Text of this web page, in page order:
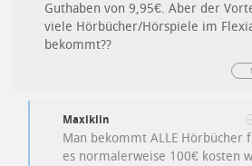
Guthaben von 9,95€. Aber der
viele Hörbücher/Hörspiele im
bekommt??
Maxiklin
Man bekommt ALLE Hörbücher
es normalerweise 100€ kosten